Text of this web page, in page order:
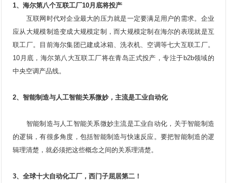
1、海尔第八个互联工厂10月底将投产
互联网时代对企业最大的压力就是一定要满足用户的需求。企业
应从大规模制造变成大规模定制，而大规模定制在海尔的表现就是互
联工厂。目前海尔集团已建成冰箱、洗衣机、空调等七大互联工厂。
10月底，海尔第八大互联工厂将在青岛正式投产，专注于b2b领域的
中央空调产品线。
2、智能制造与人工智能关系微妙，主流是工业自动化
智能制造与人工智能关系微妙主流是工业自动化，关于智能制造
的逻辑，有很多角度，包括智能制造与快速反应。要把智能制造的逻
辑理清楚，就必须把这些概念之间的关系理清楚。
3、全球十大自动化工厂，西门子屈居第二！